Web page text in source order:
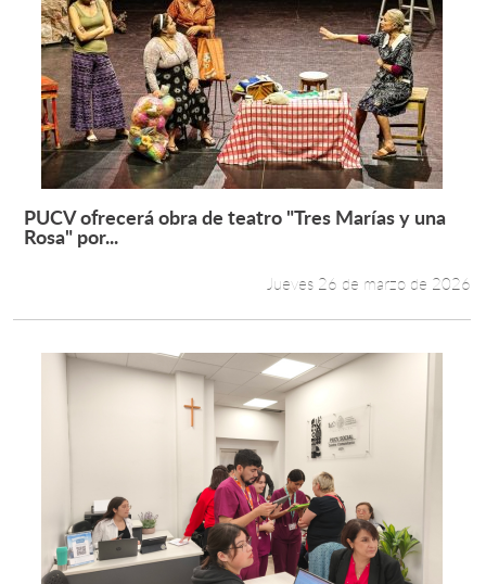
Leer más +
PUCV ofrecerá obra de teatro "Tres Marías y una
Rosa" por...
Jueves 26 de marzo de 2026